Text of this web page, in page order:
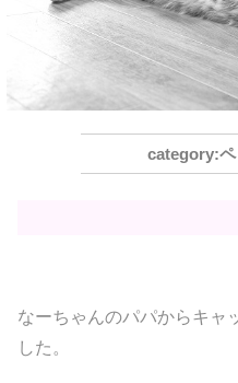
なーちゃんのパパからキャ
した。